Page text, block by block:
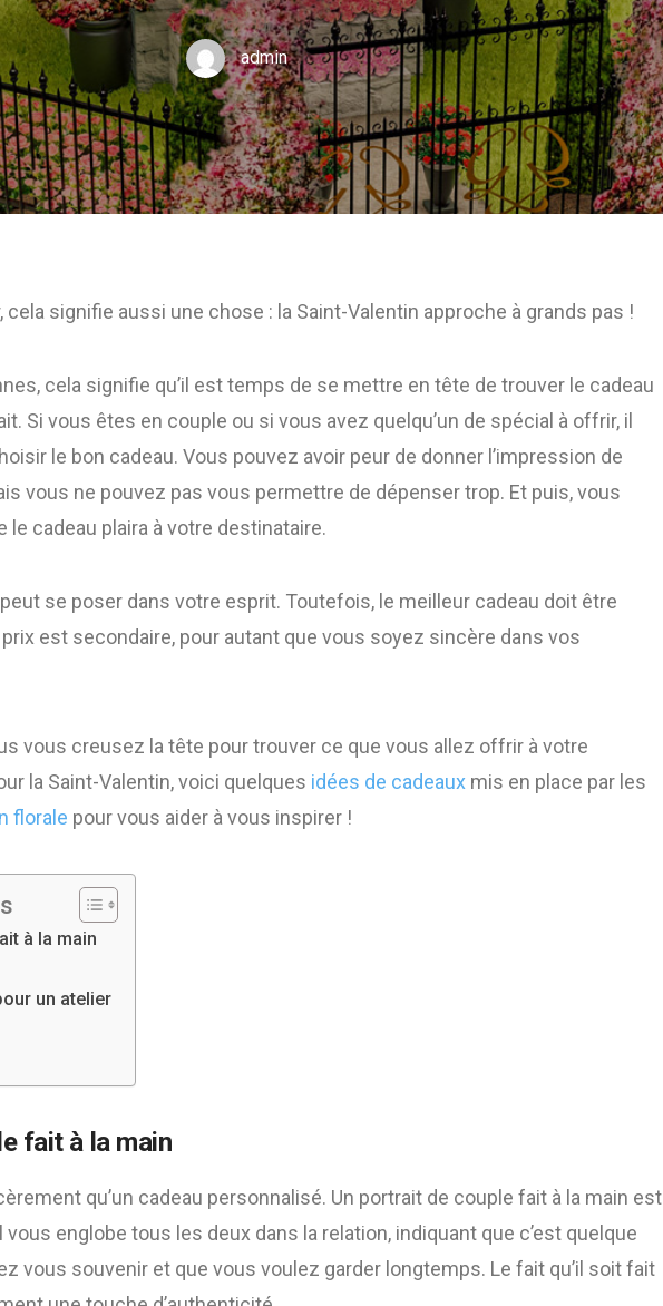
admin
cela signifie aussi une chose : la Saint-Valentin approche à grands pas !
cela signifie qu’il est temps de se mettre en tête de trouver le cadeau
Si vous êtes en couple ou si vous avez quelqu’un de spécial à offrir, il
le bon cadeau. Vous pouvez avoir peur de donner l’impression de
vous ne pouvez pas vous permettre de dépenser trop. Et puis, vous
le cadeau plaira à votre destinataire.
se poser dans votre esprit. Toutefois, le meilleur cadeau doit être
est secondaire, pour autant que vous soyez sincère dans vos
vous creusez la tête pour trouver ce que vous allez offrir à votre
la Saint-Valentin, voici quelques idées de cadeaux mis en place par les
florale pour vous aider à vous inspirer !
à la main
un atelier
fait à la main
qu’un cadeau personnalisé. Un portrait de couple fait à la main est
vous englobe tous les deux dans la relation, indiquant que c’est quelque
vous souvenir et que vous voulez garder longtemps. Le fait qu’il soit fait